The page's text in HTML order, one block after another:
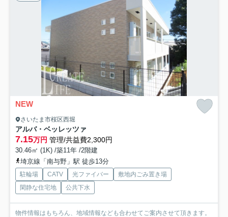
NEW
さいたま市桜区西堀
アルバ・ベッレッツァ
7.15万円 管理/共益費2,300円
30.46㎡ (1K) /築11年 /2階建
埼京線「南与野」駅 徒歩13分
駐輪場 CATV 光ファイバー
敷地内ごみ置き場
閑静な住宅地
公共下水
物件情報はもちろん、地域情報なども合わせてご案内させて頂きます。